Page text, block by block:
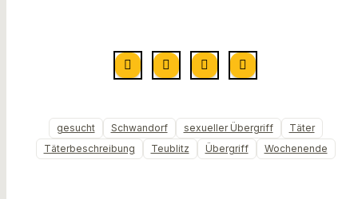
gesucht Schwandorf sexueller Übergriff
Täter
Täterbeschreibung
Teublitz Übergriff Wochenende